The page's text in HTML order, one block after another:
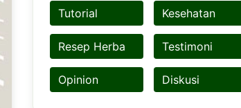
Tutorial Kesehatan
Resep Herba Testimoni
Opinion Diskusi